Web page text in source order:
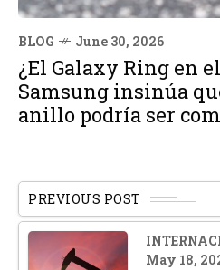
BLOG June 30, 2026
¿El Galaxy Ring en
Samsung insinúa
anillo podría ser
PREVIOUS POST
May 18,